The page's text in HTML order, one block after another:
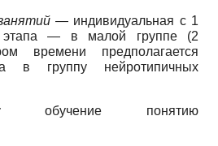
— индивидуальная с 1
— в малой группе (2
времени предполагается
в группу нейротипичных
обучение понятию